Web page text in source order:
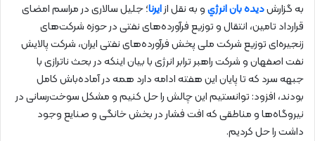
به گزارشدیده بان انرژيو به نقل ازایرنا؛ جلیل سالاری در مراسم امضای
قرارداد تامین، انتقال و توزیع فرآورده‌های نفتی در حوزه شرکت‌های
زنجیره‌ای توزیع شرکت ملی پخش فرآورده‌های نفتی ایران، شرکت پالایش
نفت اصفهان و شرکت راهبر ترابر انرژی با بیان اینکه در بحث ناترازی با
جبهه سرد که تا پایان این هفته ادامه دارد همه در آماده‌باش کامل
بودند، افزود: توانستیم این چالش را حل کنیم و مشکل سوخت‌رسانی در
نیروگاه‌ها و مناطقی که افت فشار در بخش خانگی و صنایع وجود
داشت را حل کردیم.